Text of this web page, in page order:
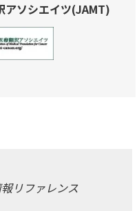
アソシエイツ(JAMT)
リファレンス